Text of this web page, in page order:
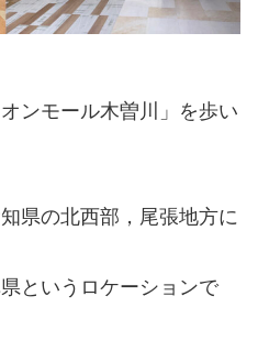
ンモール木曽川」を歩い
県の北西部，尾張地方に
というロケーションで